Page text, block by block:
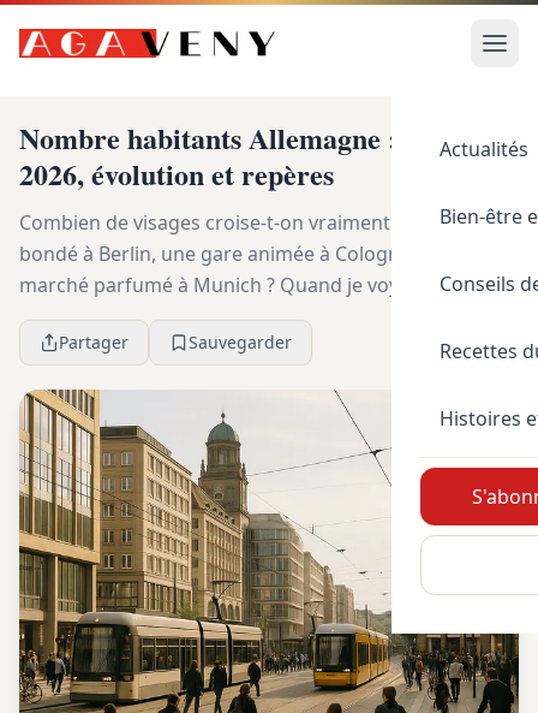
Actualités
Bien-être
Conseils
Recettes
Histoires
Nombre habitants Allemagne : chiffre
2026, évolution et repères
Combien de visages croise-t-on vraiment entre un quai
bondé à Berlin, une gare animée à Cologne et un
marché parfumé à Munich ? Quand je voyage en
Allemagne, cette impression de densité revient
souven...
Partager Sauvegarder